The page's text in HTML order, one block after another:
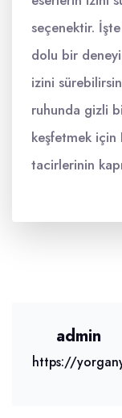
seçenektir.
dolu bir
izini
ruhunda gizli
keşfetmek
tacirlerinin
admin
https://